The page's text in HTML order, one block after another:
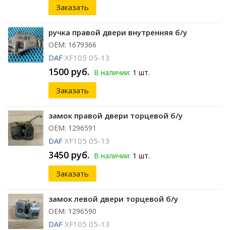
Заказать
ручка правой двери внутренняя б/у
ОЕМ: 1679366
DAF XF105 05-13
1500 руб. В наличии: 1 шт.
Заказать
замок правой двери торцевой б/у
ОЕМ: 1296591
DAF XF105 05-13
3450 руб. В наличии: 1 шт.
Заказать
замок левой двери торцевой б/у
ОЕМ: 1296590
DAF XF105 05-13